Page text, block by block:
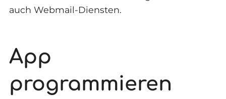
auch Webmail-Diensten.
App
programmieren